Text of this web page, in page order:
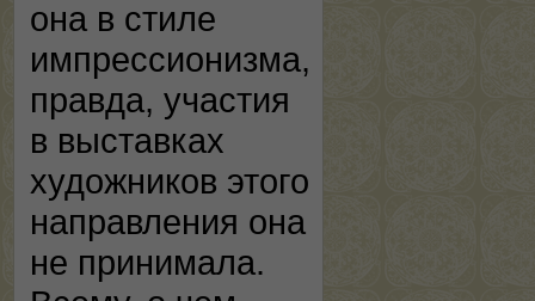
она в стиле
импрессионизма,
правда, участия
в выставках
художников этого
направления она
не принимала.